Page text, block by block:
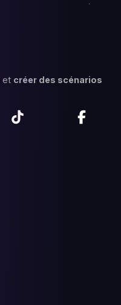
et créer des scénarios